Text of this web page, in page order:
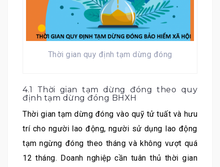
Thời gian quy định tạm dừng đóng
4.1 Thời gian tạm dừng đóng theo quy
định tạm dừng đóng BHXH
Thời gian tạm dừng đóng vào quỹ tử tuất và hưu
trí cho người lao động, người sử dụng lao động
tạm ngừng đóng theo tháng và không vượt quá
12 tháng. Doanh nghiệp cần tuân thủ thời gian